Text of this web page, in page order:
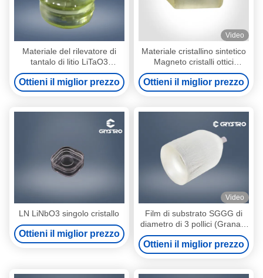
Materiale del rilevatore di
tantalo di litio LiTaO3
monocristallo piroelettrico
Ottieni il miglior prezzo
Video
Materiale cristallino sintetico
Magneto cristalli ottici
Gadolinio Gallio Granato
GGG
Ottieni il miglior prezzo
LN LiNbO3 singolo cristallo
Ottieni il miglior prezzo
Video
Film di substrato SGGG di
diametro di 3 pollici (Granato
di gallio di gadolinio
sostituito)
Ottieni il miglior prezzo